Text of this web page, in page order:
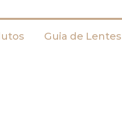
Guia de Lentes